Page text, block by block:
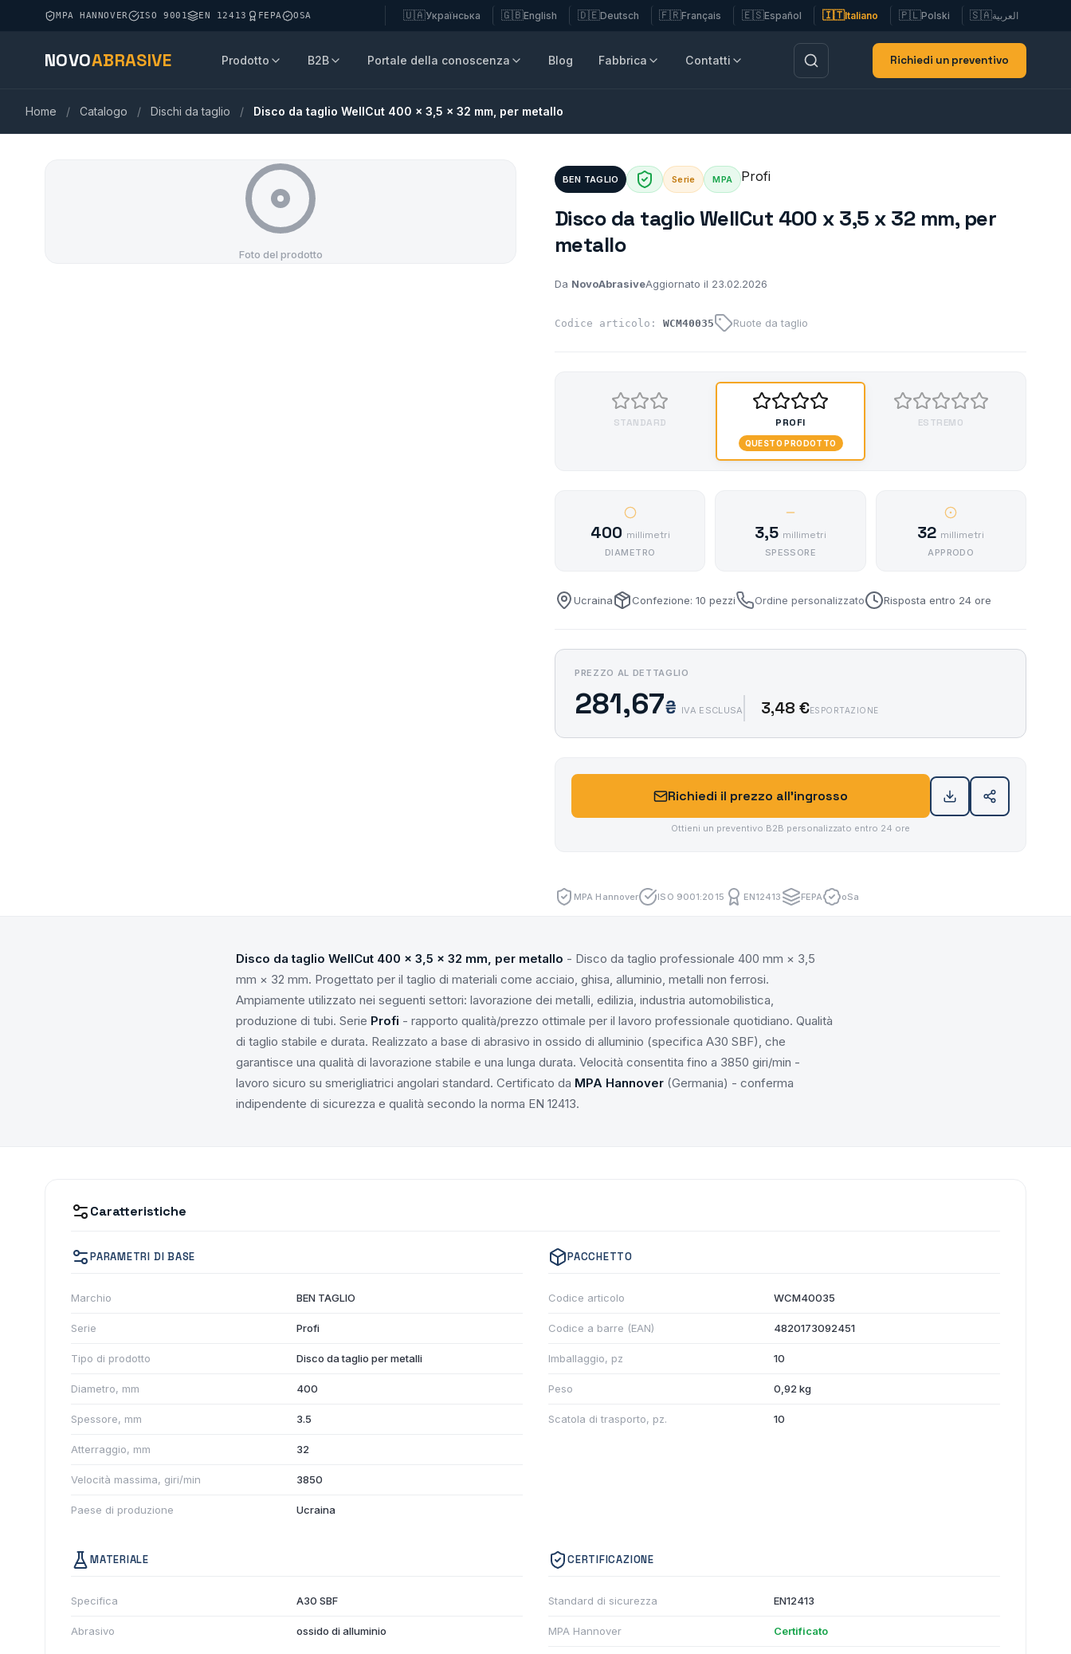
MPA HANNOVER ISO 9001 EN 12413 FEPA OSA 🇺🇦Українська 🇬🇧English 🇩🇪Deutsch 🇫🇷Français 🇪🇸Español 🇮🇹Italiano 🇵🇱Polski 🇸🇦العربية
NOVOABRASIVE Prodotto B2B Portale della conoscenza Blog Fabbrica Contatti Richiedi un preventivo
Home / Catalogo / Dischi da taglio / Disco da taglio WellCut 400 x 3,5 x 32 mm, per metallo
Foto del prodotto
BEN TAGLIO Serie MPA Profi
Disco da taglio WellCut 400 x 3,5 x 32 mm, per
metallo
Da NovoAbrasiveAggiornato il 23.02.2026
Codice articolo: WCM40035 Ruote da taglio
STANDARD PROFI
QUESTO PRODOTTO
ESTREMO
400 millimetri
DIAMETRO
3,5 millimetri
SPESSORE
32 millimetri
APPRODO
Ucraina Confezione: 10 pezzi Ordine personalizzato Risposta entro 24 ore
PREZZO AL DETTAGLIO
281,67₴ IVA ESCLUSA 3,48 €ESPORTAZIONE
Richiedi il prezzo all'ingrosso
Ottieni un preventivo B2B personalizzato entro 24 ore
MPA Hannover ISO 9001:2015 EN12413 FEPA oSa
Disco da taglio WellCut 400 x 3,5 x 32 mm, per metallo - Disco da taglio professionale 400 mm × 3,5
mm × 32 mm. Progettato per il taglio di materiali come acciaio, ghisa, alluminio, metalli non ferrosi.
Ampiamente utilizzato nei seguenti settori: lavorazione dei metalli, edilizia, industria automobilistica,
produzione di tubi. Serie Profi - rapporto qualità/prezzo ottimale per il lavoro professionale quotidiano. Qualità
di taglio stabile e durata. Realizzato a base di abrasivo in ossido di alluminio (specifica A30 SBF), che
garantisce una qualità di lavorazione stabile e una lunga durata. Velocità consentita fino a 3850 giri/min -
lavoro sicuro su smerigliatrici angolari standard. Certificato da MPA Hannover (Germania) - conferma
indipendente di sicurezza e qualità secondo la norma EN 12413.
Caratteristiche
PARAMETRI DI BASE
Marchio BEN TAGLIO
Serie Profi
Tipo di prodotto Disco da taglio per metalli
Diametro, mm 400
Spessore, mm 3.5
Atterraggio, mm 32
Velocità massima, giri/min 3850
Paese di produzione Ucraina
PACCHETTO
Codice articolo WCM40035
Codice a barre (EAN) 4820173092451
Imballaggio, pz 10
Peso 0,92 kg
Scatola di trasporto, pz. 10
MATERIALE
Specifica A30 SBF
Abrasivo ossido di alluminio
CERTIFICAZIONE
Standard di sicurezza EN12413
MPA Hannover Certificato